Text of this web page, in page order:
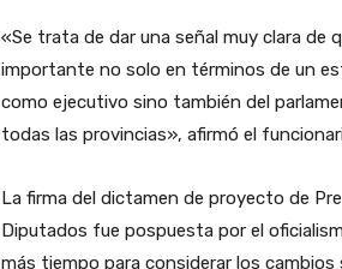
«Se trata de dar una señal muy clara de
importante no solo en términos de un
como ejecutivo sino también del
todas las provincias», afirmó el
La firma del dictamen de proyecto de
Diputados fue pospuesta por el
más tiempo para considerar los